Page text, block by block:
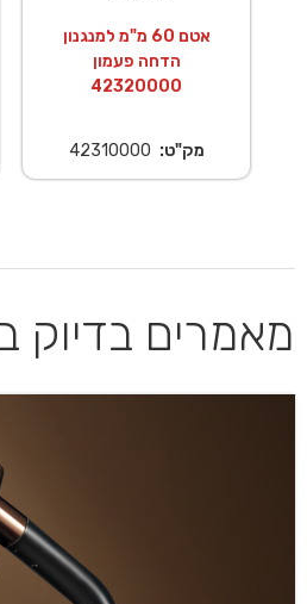
אטם 60 מ"מ למנגנון
הדחה פעמון
42320000
מק"ט: 42310000
מאמרים בדיוק